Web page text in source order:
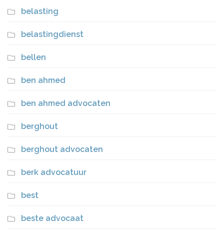
belasting
belastingdienst
bellen
ben ahmed
ben ahmed advocaten
berghout
berghout advocaten
berk advocatuur
best
beste advocaat